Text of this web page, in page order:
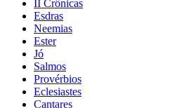
II Crônicas
Esdras
Neemias
Ester
Jó
Salmos
Provérbios
Eclesiastes
Cantares